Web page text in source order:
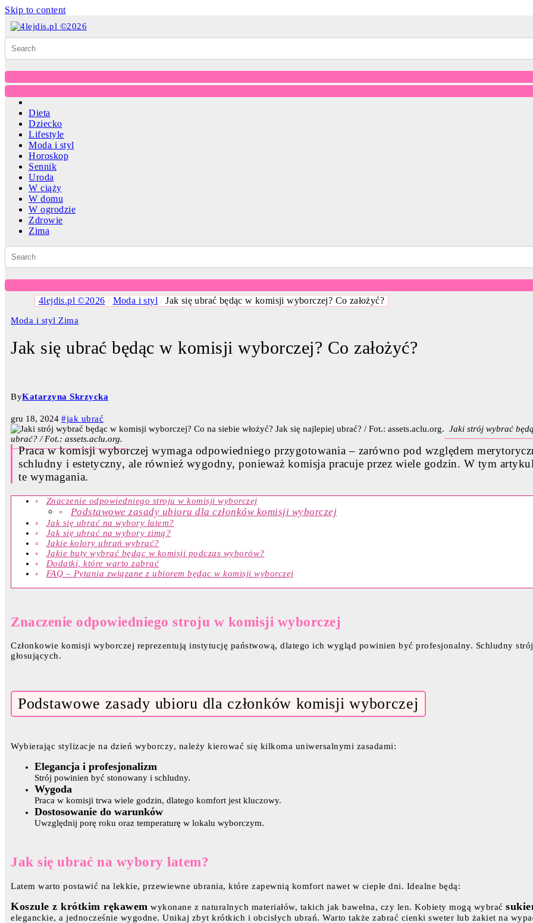
Skip to content
Dieta
Dziecko
Lifestyle
Moda i styl
Horoskop
Sennik
Uroda
W ciąży
W domu
W ogrodzie
Zdrowie
Zima
4lejdis.pl ©2026 / Moda i styl /Jak się ubrać będąc w komisji wyborczej? Co założyć?
Moda i styl Zima
Jak się ubrać będąc w komisji wyborczej? Co założyć?
ByKatarzyna Skrzycka
gru 18, 2024 #jak ubrać
Jaki strój wybrać
ubrać? / Fot.: assets.aclu.org.
Praca w komisji wyborczej wymaga odpowiedniego przygotowania – zarówno pod względem
schludny i estetyczny, ale również wygodny, ponieważ komisja pracuje przez wiele godzin. W tym
te wymagania.
Znaczenie odpowiedniego stroju w komisji wyborczej
Podstawowe zasady ubioru dla członków komisji wyborczej
Jak się ubrać na wybory latem?
Jak się ubrać na wybory zimą?
Jakie kolory ubrań wybrać?
Jakie buty wybrać będąc w komisji podczas wyborów?
Dodatki, które warto zabrać
FAQ – Pytania związane z ubiorem będąc w komisji wyborczej
Znaczenie odpowiedniego stroju w komisji wyborczej
Członkowie komisji wyborczej reprezentują instytucję państwową, dlatego ich wygląd powinien być profesjonalny. Schludny
głosujących.
Podstawowe zasady ubioru dla członków komisji wyborczej
Wybierając stylizacje na dzień wyborczy, należy kierować się kilkoma uniwersalnymi zasadami:
Elegancja i profesjonalizm
Strój powinien być stonowany i schludny.
Wygoda
Praca w komisji trwa wiele godzin, dlatego komfort jest kluczowy.
Dostosowanie do warunków
Uwzględnij porę roku oraz temperaturę w lokalu wyborczym.
Jak się ubrać na wybory latem?
Latem warto postawić na lekkie, przewiewne ubrania, które zapewnią komfort nawet w ciepłe dni. Idealne będą:
Koszule z krótkim rękawem wykonane z naturalnych materiałów, takich jak bawełna, czy len. Kobiety mogą wybrać
eleganckie, a jednocześnie wygodne. Unikaj zbyt krótkich i obcisłych ubrań. Warto także zabrać cienki sweter lub żakiet na